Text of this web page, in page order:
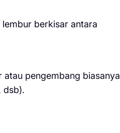
berkisar antara
pengembang biasanya
dsb).